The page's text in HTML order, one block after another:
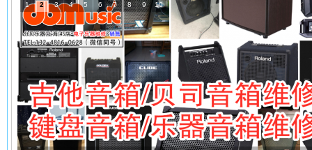
1 2 3 4 5 6 7 8 9 10